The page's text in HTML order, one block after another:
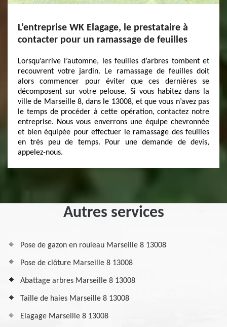
L’entreprise WK Elagage, le prestataire à
contacter pour un ramassage de feuilles
Lorsqu’arrive l’automne, les feuilles d’arbres tombent et
recouvrent votre jardin. Le ramassage de feuilles doit
alors commencer pour éviter que ces dernières se
décomposent sur votre pelouse. Si vous habitez dans la
ville de Marseille 8, dans le 13008, et que vous n’avez pas
le temps de procéder à cette opération, contactez notre
entreprise. Nous vous enverrons une équipe chevronnée
et bien équipée pour effectuer le ramassage des feuilles
en très peu de temps. Pour une demande de devis,
appelez-nous.
Autres services
Pose de gazon en rouleau Marseille 8 13008
Pose de clôture Marseille 8 13008
Abattage arbres Marseille 8 13008
Taille de haies Marseille 8 13008
Elagage Marseille 8 13008